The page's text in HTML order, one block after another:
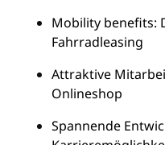
Mobility benefits:
Fahrradleasing
Attraktive
Onlineshop
Spannende